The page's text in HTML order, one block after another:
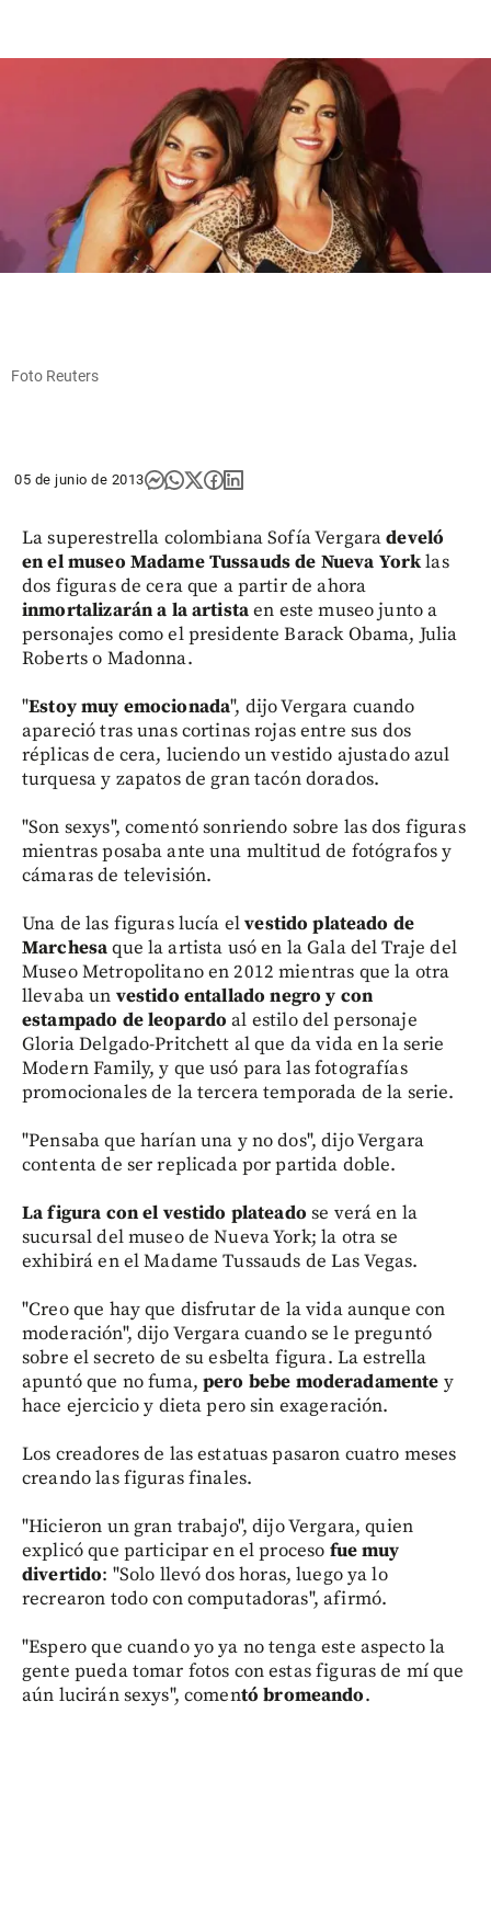
Foto Reuters
05 de junio de 2013
La superestrella colombiana Sofía Vergaradeveló
en el museo Madame Tussauds de Nueva Yorklas
dos figuras de cera que a partir de ahora
inmortalizarán a la artistaen este museo junto a
personajes como el presidente Barack Obama, Julia
Roberts o Madonna.
"Estoy muy emocionada", dijo Vergara cuando
apareció tras unas cortinas rojas entre sus dos
réplicas de cera, luciendo un vestido ajustado azul
turquesa y zapatos de gran tacón dorados.
"Son sexys", comentó sonriendo sobre las dos figuras
mientras posaba ante una multitud de fotógrafos y
cámaras de televisión.
Una de las figuras lucía elvestido plateado de
Marchesaque la artista usó en la Gala del Traje del
Museo Metropolitano en 2012 mientras que la otra
llevaba un vestido entallado negro y con
estampado de leopardo al estilo del personaje
Gloria Delgado-Pritchett al que da vida en la serie
Modern Family, y que usó para las fotografías
promocionales de la tercera temporada de la serie.
"Pensaba que harían una y no dos", dijo Vergara
contenta de ser replicada por partida doble.
La figura con el vestido plateado se verá en la
sucursal del museo de Nueva York; la otra se
exhibirá en el Madame Tussauds de Las Vegas.
"Creo que hay que disfrutar de la vida aunque con
moderación", dijo Vergara cuando se le preguntó
sobre el secreto de su esbelta figura. La estrella
apuntó que no fuma, pero bebe moderadamente y
hace ejercicio y dieta pero sin exageración.
Los creadores de las estatuas pasaron cuatro meses
creando las figuras finales.
"Hicieron un gran trabajo", dijo Vergara, quien
explicó que participar en el proceso fue muy
divertido: "Solo llevó dos horas, luego ya lo
recrearon todo con computadoras", afirmó.
"Espero que cuando yo ya no tenga este aspecto la
gente pueda tomar fotos con estas figuras de mí que
aún lucirán sexys", comentó bromeando.